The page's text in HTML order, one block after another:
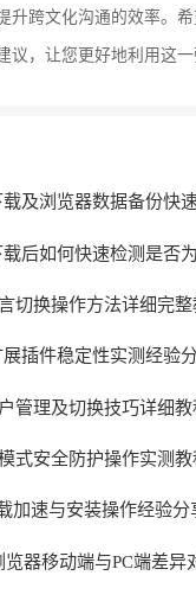
升跨文化沟通的效率。
议，让您更好地利用这一
载及浏览器数据备份快
后如何快速检测是否
切换操作方法详细完整
插件稳定性实测经验
管理及切换技巧详细教
式安全防护操作实测教
加速与安装操作经验分
览器移动端与PC端差异